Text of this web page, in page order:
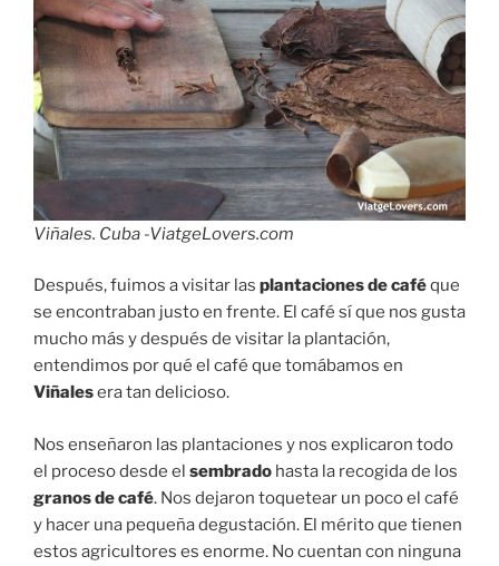
Viñales. Cuba -ViatgeLovers.com
Después, fuimos a visitar las plantaciones de caféque
se encontraban justo en frente. El café sí que nos gusta
mucho más y después de visitar la plantación,
entendimos por qué el café que tomábamos en
Viñalesera tan delicioso.
Nos enseñaron las plantaciones y nos explicaron todo
el proceso desde el sembrado hasta la recogida de los
granos de café. Nos dejaron toquetear un poco el café
y hacer una pequeña degustación. El mérito que tienen
estos agricultores es enorme. No cuentan con ninguna